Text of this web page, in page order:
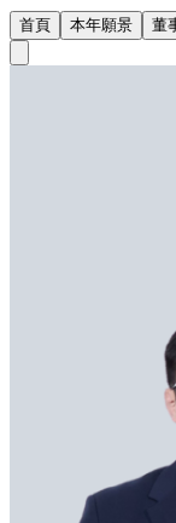
首頁 本年願景 董